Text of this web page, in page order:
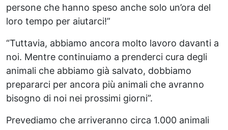
persone che hanno speso anche solo un’ora del
loro tempo per aiutarci!”
“Tuttavia, abbiamo ancora molto lavoro davanti a
noi. Mentre continuiamo a prenderci cura degli
animali che abbiamo già salvato, dobbiamo
prepararci per ancora più animali che avranno
bisogno di noi nei prossimi giorni”.
Prevediamo che arriveranno circa 1.000 animali